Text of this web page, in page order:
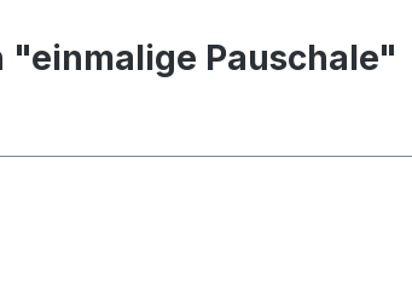
Pauschale"